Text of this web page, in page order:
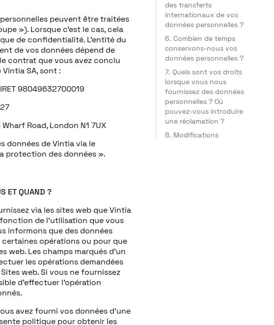
peuvent être traitées
»). Lorsque c’est le cas, cela
de confidentialité. L’entité du
de vos données dépend de
contrat que vous avez conclu
SA, sont :
98049632700019
Road, London N1 7UX
données de Vintia via le
protection des données ».
ET QUAND ?
via les sites web que Vintia
de l’utilisation que vous
informons que des données
opérations ou pour que
web. Les champs marqués d’un
les opérations demandées
web. Si vous ne fournissez
d’effectuer l’opération
avez fourni vos données d’une
politique pour obtenir les
des transferts
internationaux de vos
données personnelles ?
6. Combien de temps
conservons-nous vos
données personnelles ?
7. Quels sont vos droits
lorsque vous nous
fournissez des données
personnelles ? Où
pouvez-vous introduire
une réclamation ?
8. Modifications